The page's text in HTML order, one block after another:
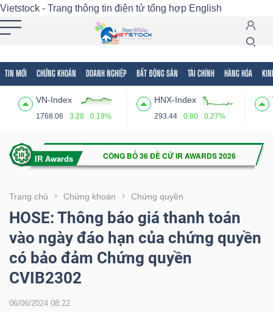
Vietstock - Trang thông tin điện tử tổng hợp English
TIN MỚI CHỨNG KHOÁN DOANH NGHIỆP BẤT ĐỘNG SẢN TÀI CHÍNH HÀNG HÓA
VN-Index
1768.06 3.28 0.19%
HNX-Index
293.44 0.80 0.27%
Trang chủ Chứng khoán Chứng quyền
HOSE: Thông báo giá thanh toán
vào ngày đáo hạn của chứng quyền
có bảo đảm Chứng quyền
CVIB2302
06/06/2024 08:22
Tất cả Tính năng Ngành Mã chứng khoán
Tính
(-)
VIETSTOCK
CHỨNG
KHOÁN